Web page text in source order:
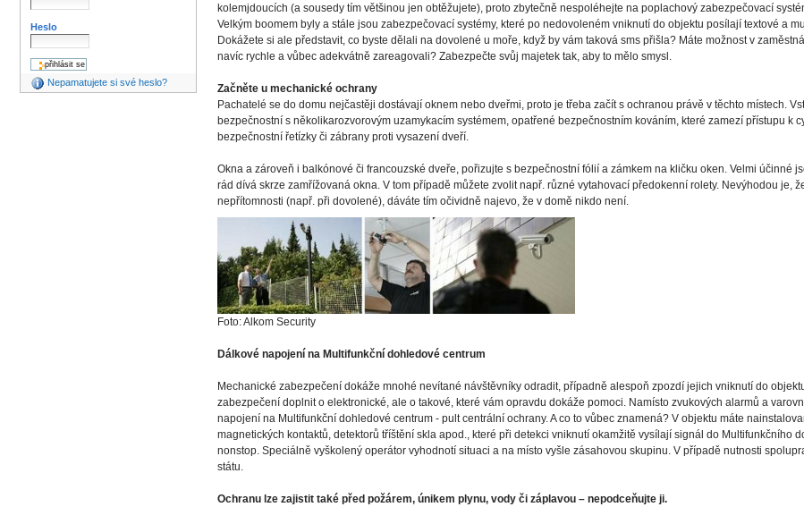
Heslo
Nepamatujete si své heslo?
kolemjdoucích (a sousedy tím většinou jen obtěžujete), proto zbytečně nespoléhejte na poplachový zabezpečovací
Velkým boomem byly a stále jsou zabezpečovací systémy, které po nedovoleném vniknutí do objektu posílají textové a
Dokážete si ale představit, co byste dělali na dovolené u moře, když by vám taková sms přišla? Máte možnost v
navíc rychle a vůbec adekvátně zareagovali? Zabezpečte svůj majetek tak, aby to mělo smysl.
Začněte u mechanické ochrany
Pachatelé se do domu nejčastěji dostávají oknem nebo dveřmi, proto je třeba začít s ochranou právě v těchto místech.
bezpečnostní s několikarozvorovým uzamykacím systémem, opatřené bezpečnostním kováním, které zamezí přístupu k
bezpečnostní řetízky či zábrany proti vysazení dveří.
Okna a zároveň i balkónové či francouzské dveře, pořizujte s bezpečnostní fólií a zámkem na kličku oken. Velmi účinné
rád dívá skrze zamřížovaná okna. V tom případě můžete zvolit např. různé vytahovací předokenní rolety. Nevýhodou je,
nepřítomnosti (např. při dovolené), dáváte tím očividně najevo, že v domě nikdo není.
Foto: Alkom Security
Dálkové napojení na Multifunkční dohledové centrum
Mechanické zabezpečení dokáže mnohé nevítané návštěvníky odradit, případně alespoň zpozdí jejich vniknutí do
zabezpečení doplnit o elektronické, ale o takové, které vám opravdu dokáže pomoci. Namísto zvukových alarmů a
napojení na Multifunkční dohledové centrum - pult centrální ochrany. A co to vůbec znamená? V objektu máte
magnetických kontaktů, detektorů tříštění skla apod., které při detekci vniknutí okamžitě vysílají signál do Multifunkčního
nonstop. Speciálně vyškolený operátor vyhodnotí situaci a na místo vyšle zásahovou skupinu. V případě nutnosti
státu.
Ochranu lze zajistit také před požárem, únikem plynu, vody či záplavou – nepodceňujte ji.